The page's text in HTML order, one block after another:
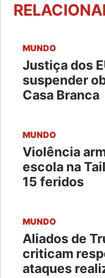
MUNDO
Justiça dos
suspender
Casa Branca
MUNDO
Violência
escola na
15 feridos
MUNDO
Aliados de
criticam
ataques